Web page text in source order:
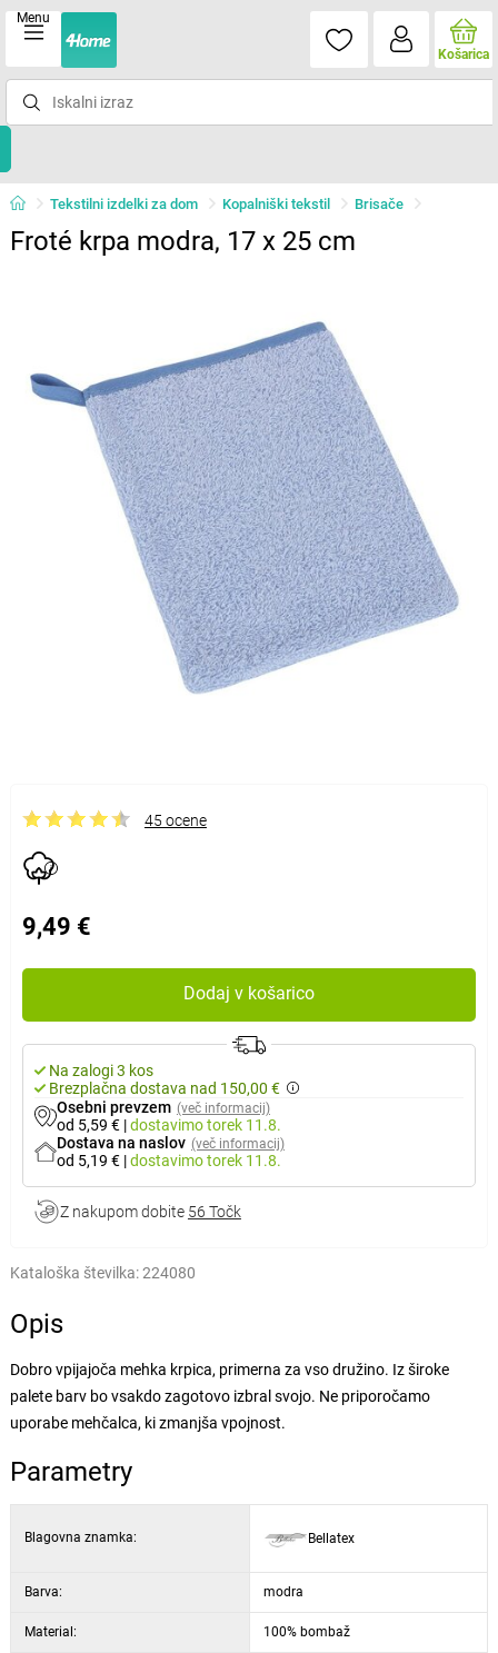
Menu
Košarica
Tekstilni izdelki za dom Kopalniški tekstil Brisače
Froté krpa modra, 17 x 25 cm
45 ocene
9,49 €
Dodaj v košarico
Na zalogi 3 kos
Brezplačna dostava nad 150,00 €
Osebni prevzem (več informacij)
od 5,59 € |dostavimotorek 11.8.
Dostava na naslov (več informacij)
od 5,19 € |dostavimotorek 11.8.
Z nakupom dobite 56 Točk
Kataloška številka:224080
Opis
Dobro vpijajoča mehka krpica, primerna za vso družino. Iz široke
palete barv bo vsakdo zagotovo izbral svojo. Ne priporočamo
uporabe mehčalca, ki zmanjša vpojnost.
Parametry
Blagovna znamka: Bellatex
Barva: modra
Material: 100% bombaž